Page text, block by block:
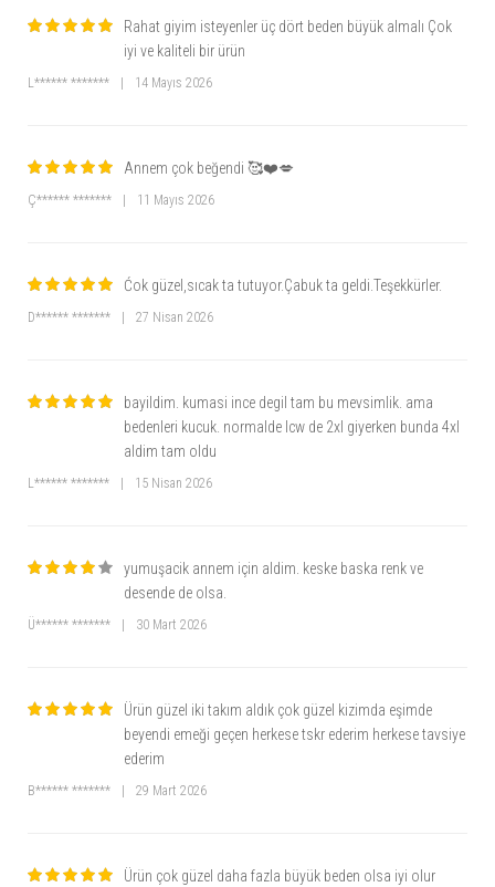
Rahat giyim isteyenler üç dört beden büyük almalı Çok
iyi ve kaliteli bir ürün
L****** ******* 14 Mayıs 2026
Annem çok beğendi 🥰❤️💋
Ç****** ******* 11 Mayıs 2026
Ćok güzel,sıcak ta tutuyor.Çabuk ta geldi.Teşekkürler.
D****** ******* 27 Nisan 2026
bayildim. kumasi ince degil tam bu mevsimlik. ama
bedenleri kucuk. normalde lcw de 2xl giyerken bunda 4xl
aldim tam oldu
L****** ******* 15 Nisan 2026
yumuşacik annem için aldim. keske baska renk ve
desende de olsa.
Ü****** ******* 30 Mart 2026
Ürün güzel iki takım aldık çok güzel kizimda eşimde
beyendi emeği geçen herkese tskr ederim herkese tavsiye
ederim
B****** ******* 29 Mart 2026
Ürün çok güzel daha fazla büyük beden olsa iyi olur